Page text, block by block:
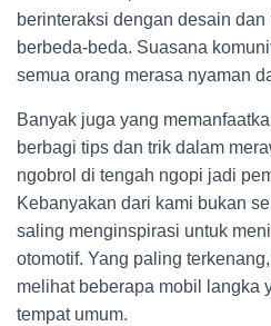
berinteraksi dengan desain
berbeda-beda. Suasana
semua orang merasa nyaman
Banyak juga yang
berbagi tips dan trik dalam
ngobrol di tengah ngopi jadi
Kebanyakan dari kami bukan
saling menginspirasi untuk
otomotif. Yang paling
melihat beberapa mobil langka
tempat umum.